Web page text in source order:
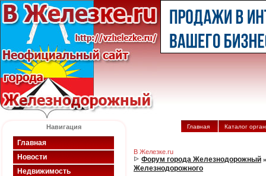
Навигация
Главная
Новости
Недвижимость
Главная Каталог
В Железке.ru
Форум города Железнодорожный
Железнодорожного